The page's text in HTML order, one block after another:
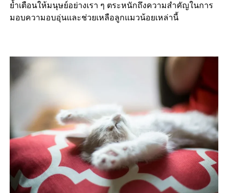
ย้ำเตือนให้มนุษย์อย่างเรา ๆ ตระหนักถึงความสำคัญในการ
มอบความอบอุ่นและช่วยเหลือลูกแมวน้อยเหล่านี้